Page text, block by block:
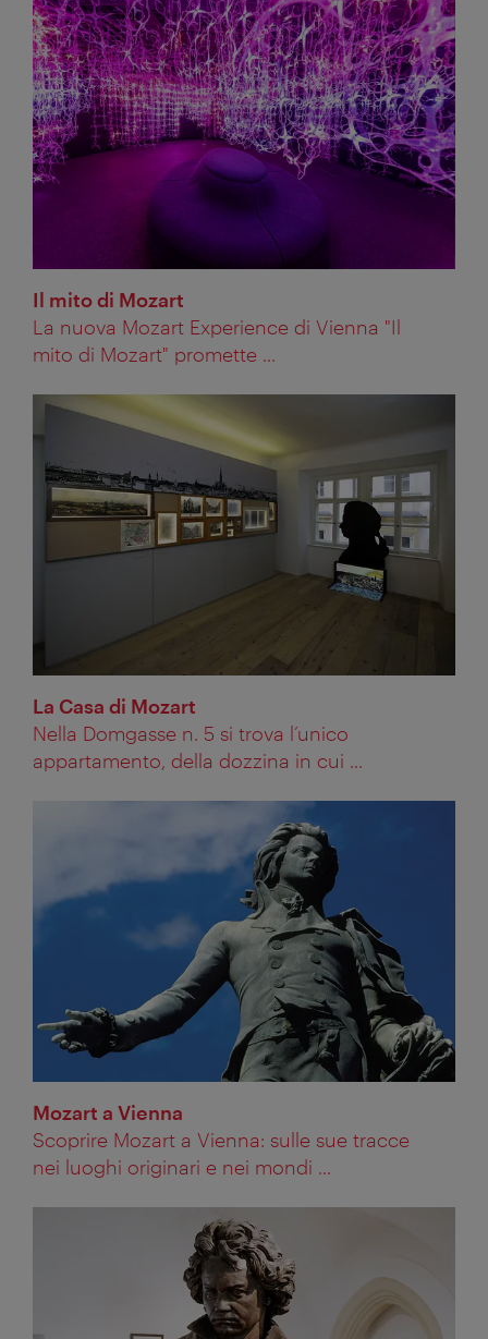
Il mito di Mozart
La nuova Mozart Experience di Vienna "Il
mito di Mozart" promette ...
La Casa di Mozart
Nella Domgasse n. 5 si trova l’unico
appartamento, della dozzina in cui ...
Mozart a Vienna
Scoprire Mozart a Vienna: sulle sue tracce
nei luoghi originari e nei mondi ...